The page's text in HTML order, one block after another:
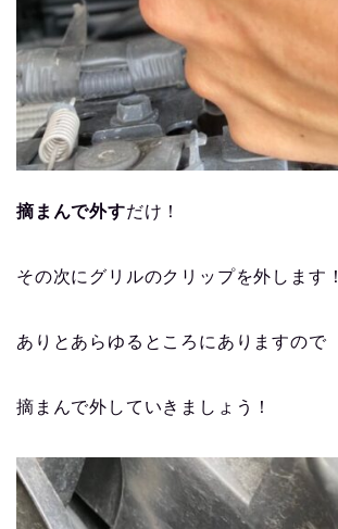
摘まんで外すだけ！
その次にグリルのクリップを外します！
ありとあらゆるところにありますので
摘まんで外していきましょう！